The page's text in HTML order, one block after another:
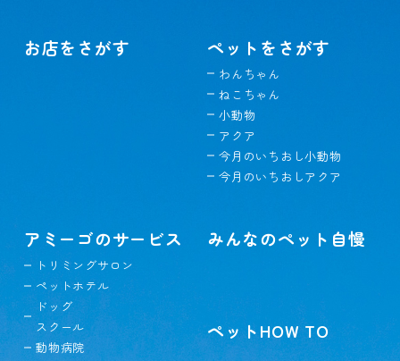
お店をさがす ペットをさがす
わんちゃん
ねこちゃん
小動物
アクア
今月のいちおし小動物
今月のいちおしアクア
アミーゴのサービス
トリミングサロン
ペットホテル
ドッグ
スクール
動物病院
みんなのペット自慢
ペットHOW TO